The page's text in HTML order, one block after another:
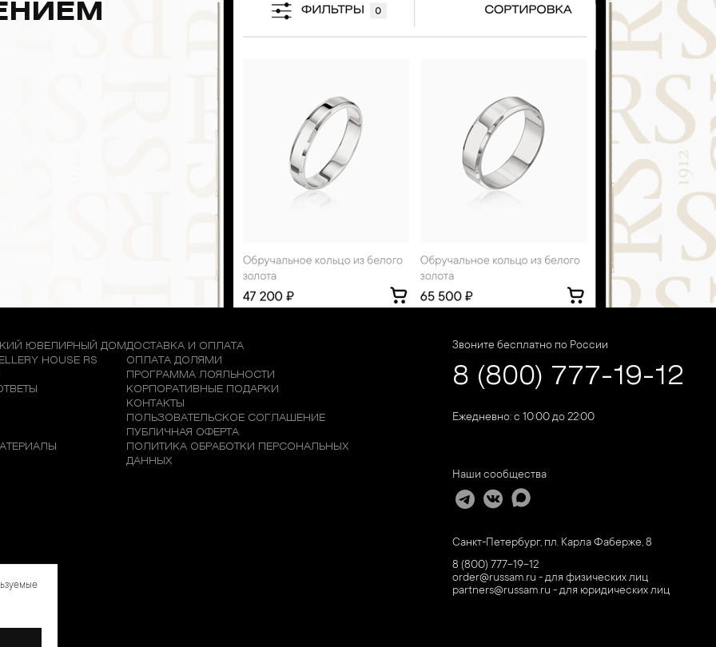
ЮВЕЛИРНЫЙ ДОМ
HOUSE RS
ДОСТАВКА И ОПЛАТА
ОПЛАТА ДОЛЯМИ
ПРОГРАММА ЛОЯЛЬНОСТИ
КОРПОРАТИВНЫЕ ПОДАРКИ
КОНТАКТЫ
ПОЛЬЗОВАТЕЛЬСКОЕ СОГЛАШЕНИЕ
ПУБЛИЧНАЯ ОФЕРТА
ПОЛИТИКА ОБРАБОТКИ ПЕРСОНАЛЬНЫХ
ДАННЫХ
Звоните бесплатно по России
8 (800) 777-19-12
Ежедневно: с 10:00 до 22:00
Наши сообщества
Санкт-Петербург, пл. Карла Фаберже, 8
8 (800) 777-19-12
order@russam.ru - для физических лиц
partners@russam.ru - для юридических лиц